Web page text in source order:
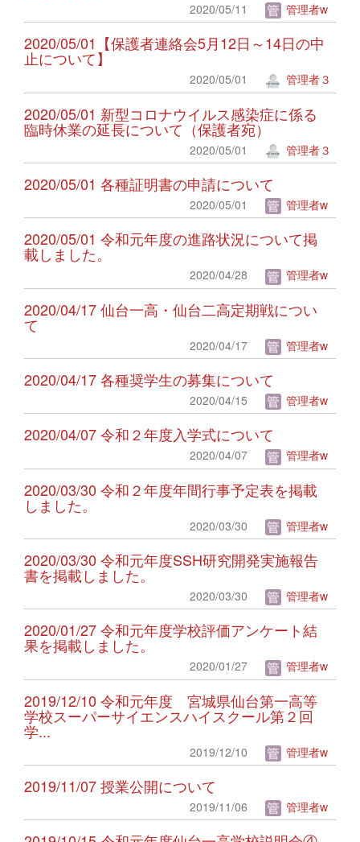
2020/05/11 管理者w
2020/05/01【保護者連絡会5月12日～14日の中
止について】
2020/05/01 管理者３
2020/05/01 新型コロナウイルス感染症に係る
臨時休業の延長について（保護者宛）
2020/05/01 管理者３
2020/05/01 各種証明書の申請について
2020/05/01 管理者w
2020/05/01 令和元年度の進路状況について掲
載しました。
2020/04/28 管理者w
2020/04/17 仙台一高・仙台二高定期戦につい
て
2020/04/17 管理者w
2020/04/17 各種奨学生の募集について
2020/04/15 管理者w
2020/04/07 令和２年度入学式について
2020/04/07 管理者w
2020/03/30 令和２年度年間行事予定表を掲載
しました。
2020/03/30 管理者w
2020/03/30 令和元年度SSH研究開発実施報告
書を掲載しました。
2020/03/30 管理者w
2020/01/27 令和元年度学校評価アンケート結
果を掲載しました。
2020/01/27 管理者w
2019/12/10 令和元年度 宮城県仙台第一高等
学校スーパーサイエンスハイスクール第２回
学...
2019/12/10 管理者w
2019/11/07 授業公開について
2019/11/06 管理者w